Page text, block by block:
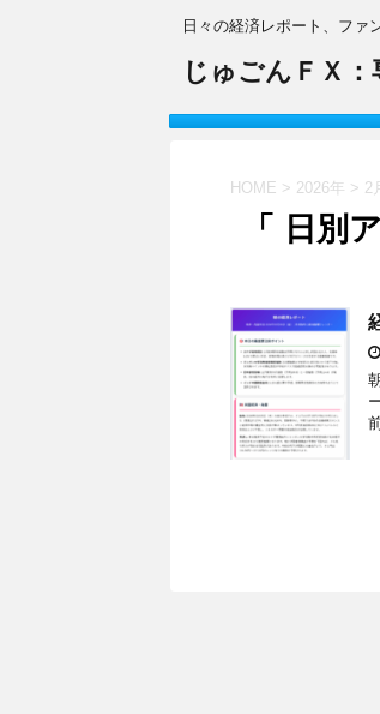
日々の経済レポート、ファ
じゅごんＦＸ
HOME > 2026年 > 2
「 日別